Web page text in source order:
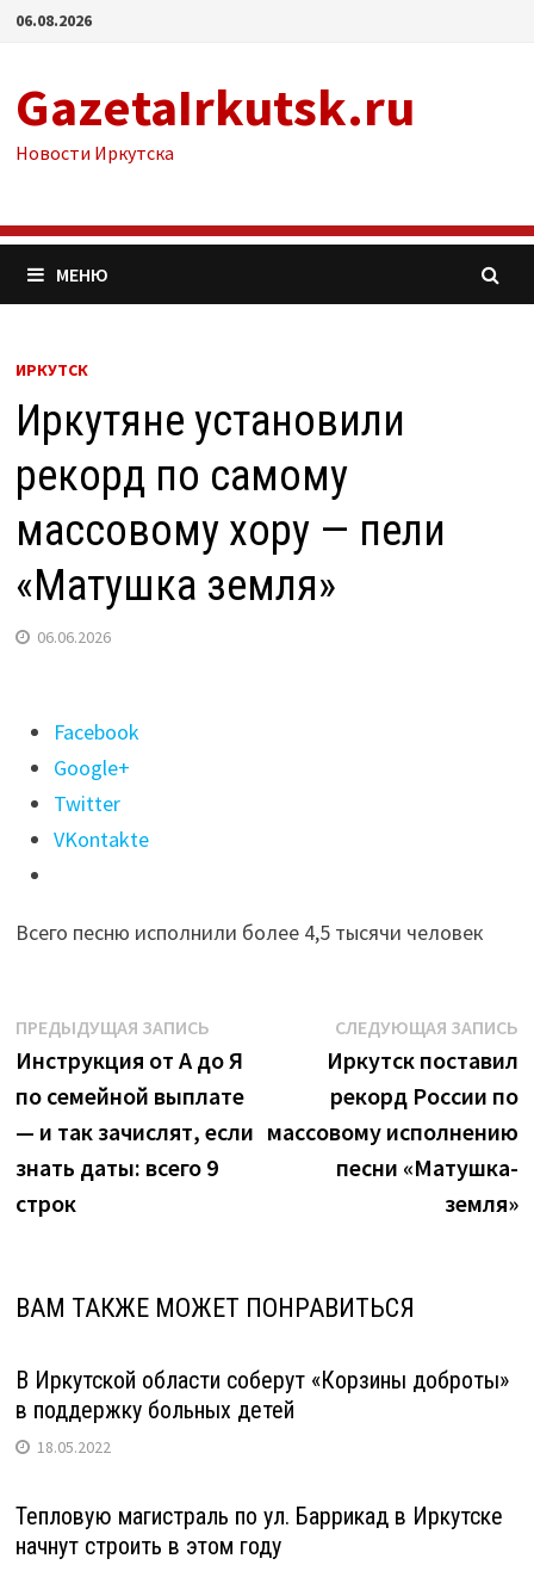
Перейти
06.08.2026
GazetaIrkutsk.ru
Новости Иркутска
МЕНЮ
ИРКУТСК
Иркутяне установили
рекорд по самому
массовому хору — пели
«Матушка земля»
06.06.2026
Поделиться
"Иркутяне
установили
рекорд
по
массовому
—
пели
«Матушка
земля»"
Facebook
Google+
Twitter
VKontakte
Всего песню исполнили более 4,5 тысячи человек
Навигация
по
записям
ПРЕДЫДУЩАЯ ЗАПИСЬПредыдущая
запись:
Инструкция от А до Я
по семейной выплате
— и так зачислят, если
знать даты: всего 9
строк
СЛЕДУЮЩАЯ ЗАПИСЬ
Иркутск поставил
рекорд России по
массовому исполнению
песни «Матушка-
земля»
ВАМ ТАКЖЕ МОЖЕТ ПОНРАВИТЬСЯ
В Иркутской области соберут «Корзины доброты»
в поддержку больных детей
18.05.2022
Тепловую магистраль по ул. Баррикад в Иркутске
начнут строить в этом году